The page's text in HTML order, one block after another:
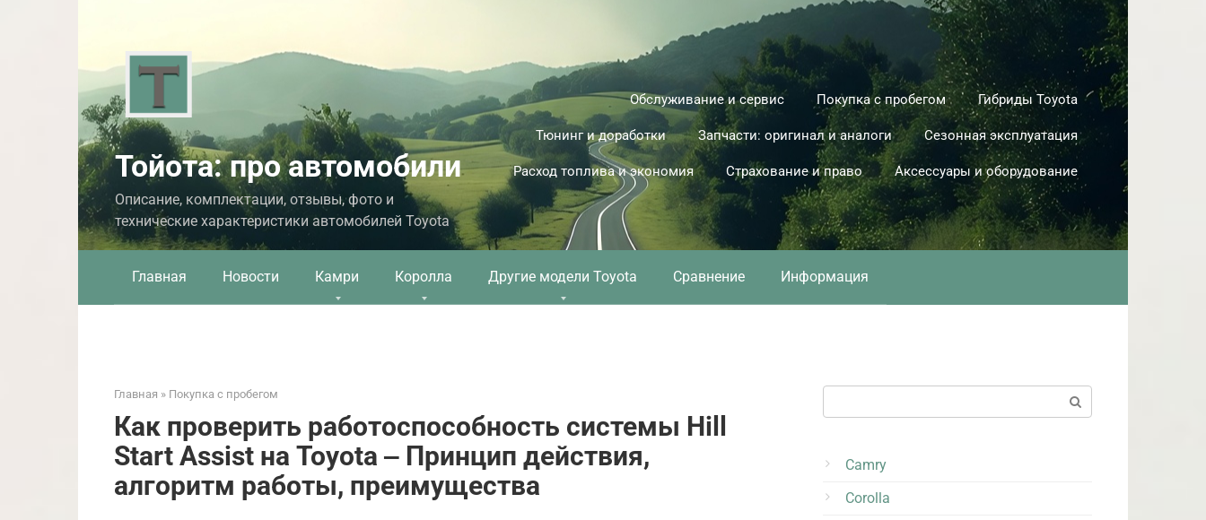
Тойота: про автомобили
Описание, комплектации, отзывы, фото и
технические характеристики автомобилей Toyota
Обслуживание и сервис Покупка с пробегом Гибриды Toyota
Тюнинг и доработки Запчасти: оригинал и аналоги Сезонная эксплуатация
Расход топлива и экономия Страхование и право Аксессуары и оборудование
Главная Новости Камри Королла Другие модели Toyota Сравнение Информация
Главная » Покупка с пробегом
Как проверить работоспособность системы Hill
Start Assist на Toyota ‒ Принцип действия,
алгоритм работы, преимущества
Camry
Corolla